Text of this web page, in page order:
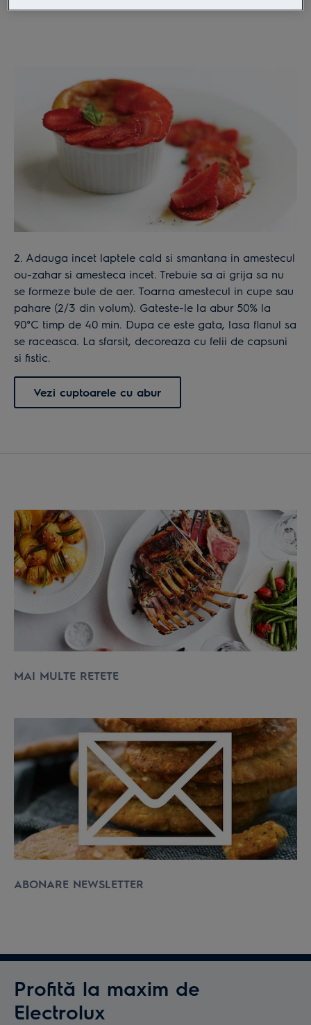
2. Adauga incet laptele cald si smantana in amestecul
ou-zahar si amesteca incet. Trebuie sa ai grija sa nu
se formeze bule de aer. Toarna amestecul in cupe sau
pahare (2/3 din volum). Gateste-le la abur 50% la
90°C timp de 40 min. Dupa ce este gata, lasa flanul sa
se raceasca. La sfarsit, decoreaza cu felii de capsuni
si fistic.
Vezi cuptoarele cu abur
MAI MULTE RETETE
ABONARE NEWSLETTER
Profită la maxim de
Electrolux